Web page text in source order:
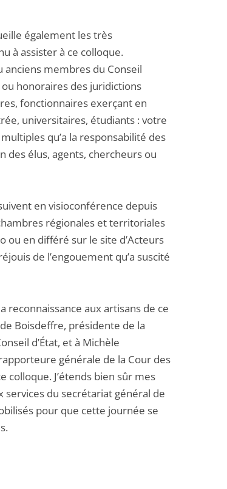
également les très
à assister à ce colloque.
membres du Conseil
honoraires des juridictions
fonctionnaires exerçant en
universitaires, étudiants : votre
qu’a la responsabilité des
des élus, agents, chercheurs ou
en visioconférence depuis
régionales et territoriales
ou en différé sur le site d’Acteurs
de l’engouement qu’a suscité
aux artisans de ce
Boisdeffre, présidente de la
d’État, et à Michèle
générale de la Cour des
J’étends bien sûr mes
du secrétariat général de
pour que cette journée se